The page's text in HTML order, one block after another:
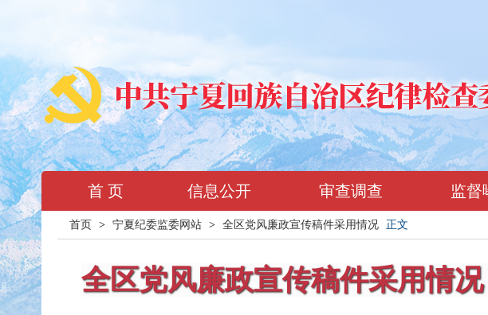
首 页 信息公开 审查调查 监督
首页 > 宁夏纪委监委网站 > 全区党风廉政宣传稿件采用情况 正文
全区党风廉政宣传稿件采用情况